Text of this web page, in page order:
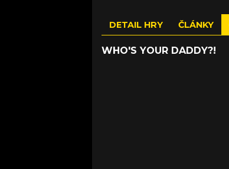
DETAIL HRY ČLÁNKY
WHO'S YOUR DADDY?!